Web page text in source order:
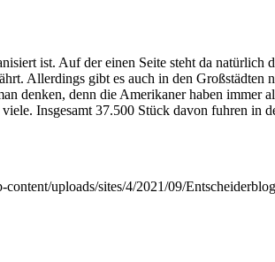
ist. Auf der einen Seite steht da natürlich
Allerdings gibt es auch in den Großstädten
denken, denn die Amerikaner haben immer
Insgesamt 37.500 Stück davon fuhren in
content/uploads/sites/4/2021/09/